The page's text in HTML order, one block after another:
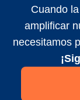
Cuando
amplificar
necesitamos